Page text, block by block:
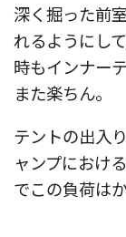
深く掘った前
れるようにし
時もインナー
また楽ちん。
テントの出入
ャンプにおけ
でこの負荷は